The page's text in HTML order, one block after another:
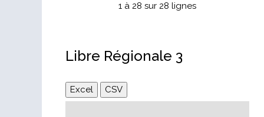
1 à 28 sur 28 lignes
Libre Régionale 3
Excel CSV